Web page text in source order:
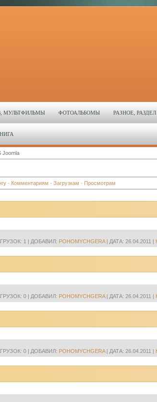
МУЛЬТФИЛЬМЫ ФОТОАЛЬБОМЫ РАЗНОЕ,
Joomla
· Комментариям · Загрузкам · Просмотрам
1 | ДОБАВИЛ: POHOMYCHGERA| ДАТА: 26.04.2011 |
0 | ДОБАВИЛ: POHOMYCHGERA| ДАТА: 26.04.2011 |
0 | ДОБАВИЛ: POHOMYCHGERA| ДАТА: 26.04.2011 |